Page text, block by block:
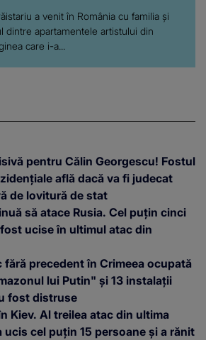
a venit în România cu familia și
dintre apartamentele artistului din
care i-a...
pentru Călin Georgescu! Fostul
află dacă va fi judecat
de lovitură de stat
să atace Rusia. Cel puțin cinci
ucise în ultimul atac din
fără precedent în Crimeea ocupată
lui Putin" și 13 instalații
fost distruse
Kiev. Al treilea atac din ultima
ucis cel puțin 15 persoane și a rănit